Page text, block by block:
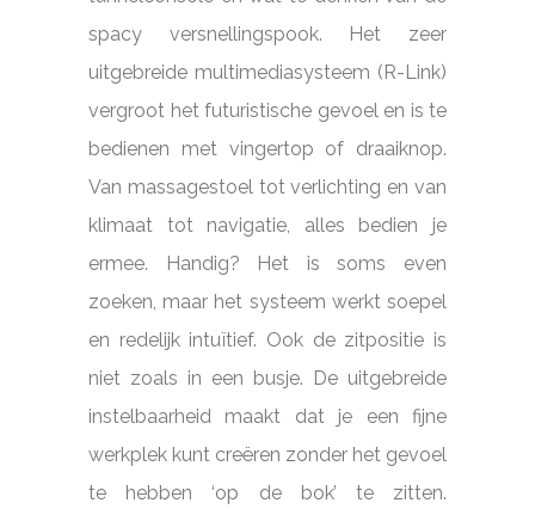
spacy versnellingspook. Het zeer
uitgebreide multimediasysteem (R-Link)
vergroot het futuristische gevoel en is te
bedienen met vingertop of draaiknop.
Van massagestoel tot verlichting en van
klimaat tot navigatie, alles bedien je
ermee. Handig? Het is soms even
zoeken, maar het systeem werkt soepel
en redelijk intuïtief. Ook de zitpositie is
niet zoals in een busje. De uitgebreide
instelbaarheid maakt dat je een fijne
werkplek kunt creëren zonder het gevoel
te hebben ‘op de bok’ te zitten.